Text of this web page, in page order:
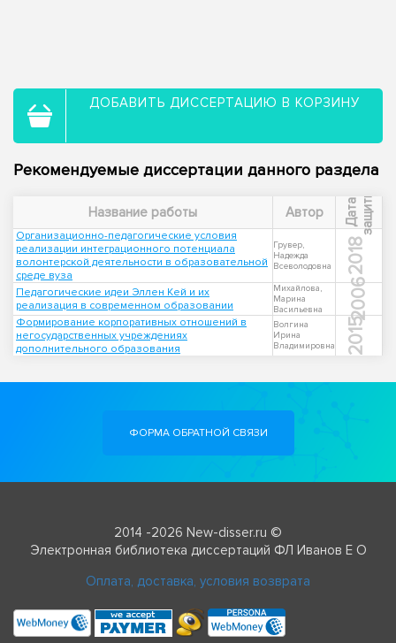
ДОБАВИТЬ ДИССЕРТАЦИЮ В КОРЗИНУ
Рекомендуемые диссертации данного раздела
Название работы Автор Д
а
т
а
з
а
щ
и
т ы
Организационно-педагогические условия
реализации интеграционного потенциала
волонтерской деятельности в образовательной
среде вуза
Грувер,
Надежда
Всеволодовна
2018
Педагогические идеи Эллен Кей и их
реализация в современном образовании
Михайлова,
Марина
Васильевна
2006
Формирование корпоративных отношений в
негосударственных учреждениях
дополнительного образования
Волгина
Ирина
Владимировна
2015
ФОРМА ОБРАТНОЙ СВЯЗИ
2014 -2026 New-disser.ru ©
Электронная библиотека диссертаций ФЛ Иванов Е О
Оплата, доставка, условия возврата